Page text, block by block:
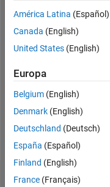
Followers:
0
Mensaje
Panel de control
América Latina (Español)
Canada (English)
United States (English)
Europa
Belgium (English)
Denmark (English)
Deutschland (Deutsch)
España (Español)
Finland (English)
France (Français)